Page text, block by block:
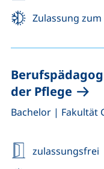
Zulassung
der Pflege
Bachelor, | Fakultät
zulassungsfrei